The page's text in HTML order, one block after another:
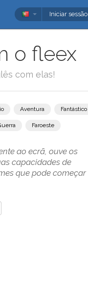
Iniciar sessão
o fleex
com elas!
Aventura Fantástico
Faroeste
ao ecrã, ouve os
capacidades de
que pode começar